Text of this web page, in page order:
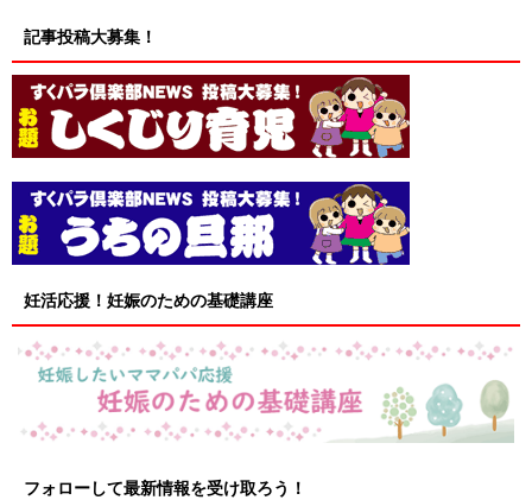
記事投稿大募集！
妊活応援！妊娠のための基礎講座
フォローして最新情報を受け取ろう！